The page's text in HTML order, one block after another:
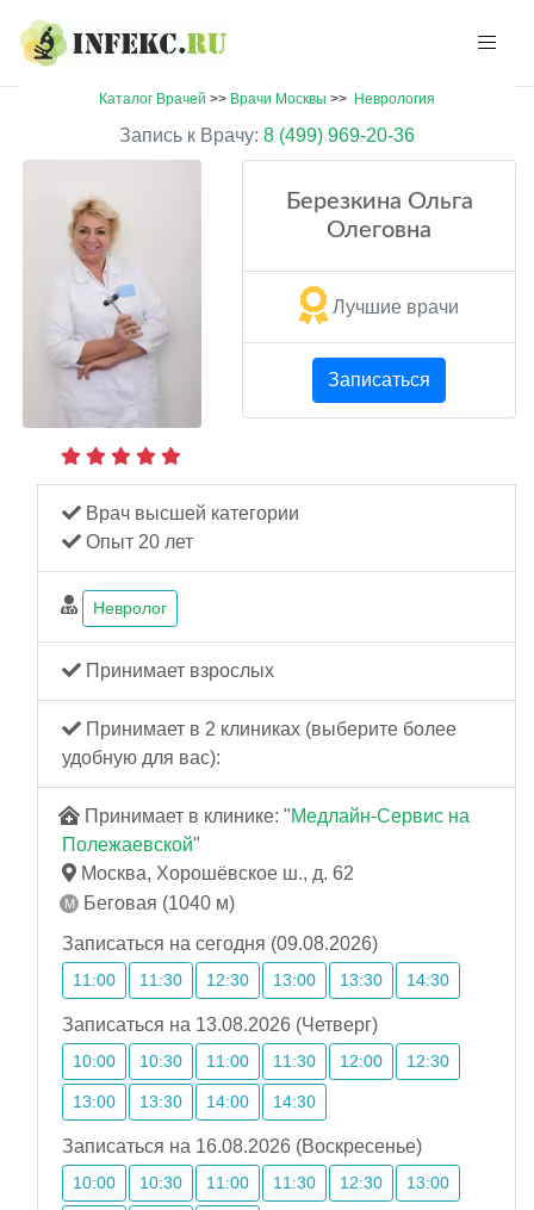
Каталог Врачей >> Врачи Москвы >> Неврология
Запись к Врачу: 8 (499) 969-20-36
Березкина Ольга
Олеговна
Лучшие врачи
Записаться
Врач высшей категории
Опыт 20 лет
Невролог
Принимает взрослых
Принимает в 2 клиниках (выберите более
удобную для вас):
Принимает в клинике: "Медлайн-Сервис на
Полежаевской"
Москва, Хорошёвское ш., д. 62
Беговая (1040 м)
Записаться на сегодня (09.08.2026)
11:00 11:30 12:30 13:00 13:30 14:30
Записаться на 13.08.2026 (Четверг)
10:00 10:30 11:00 11:30 12:00 12:30
13:00 13:30 14:00 14:30
Записаться на 16.08.2026 (Воскресенье)
10:00 10:30 11:00 11:30 12:30 13:00